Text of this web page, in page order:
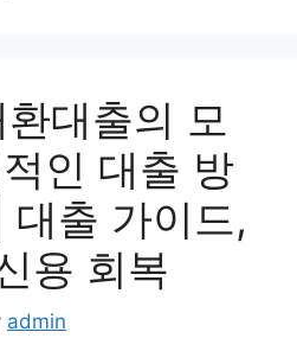
대출의 모
인 대출 방
대출 가이드,
용 회복
admin